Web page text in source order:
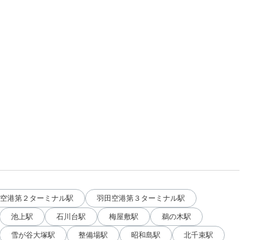
港第２ターミナル駅 羽田空港第３ターミナル駅
池上駅 石川台駅 梅屋敷駅 鵜の木駅
雪が谷大塚駅 整備場駅 昭和島駅 北千束駅